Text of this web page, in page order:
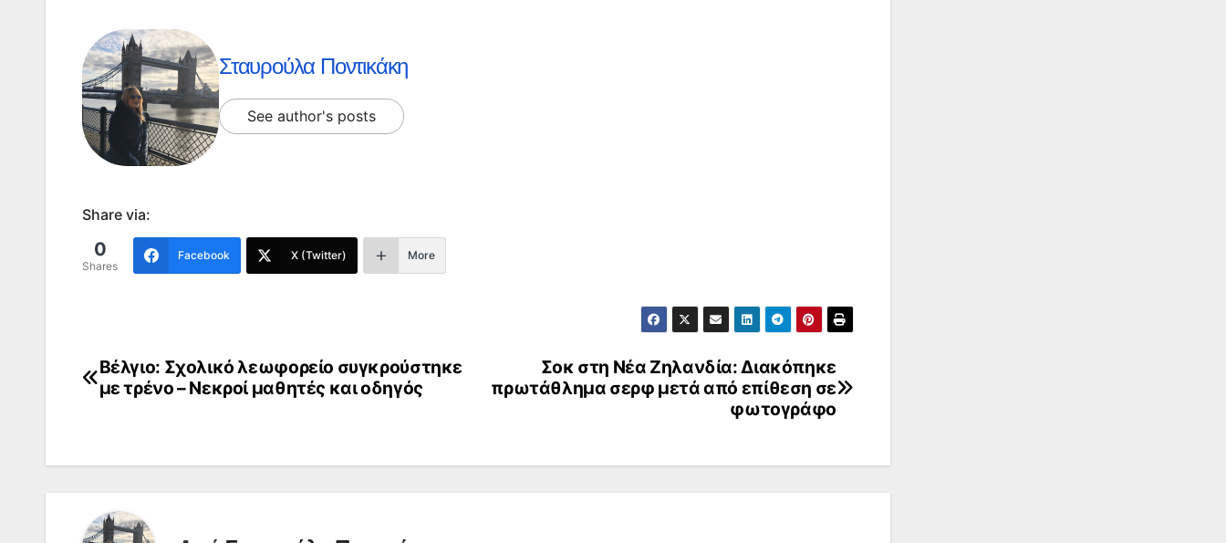
Σταυρούλα Ποντικάκη
See author's posts
Share via:
0
Shares
Facebook X (Twitter) More
Πλοήγηση
Σοκ στη Νέα Ζηλανδία: Διακόπηκε
πρωτάθλημα σερφ μετά από επίθεση σε
φωτογράφο
Βέλγιο: Σχολικό λεωφορείο συγκρούστηκε
με τρένο – Νεκροί μαθητές και οδηγός